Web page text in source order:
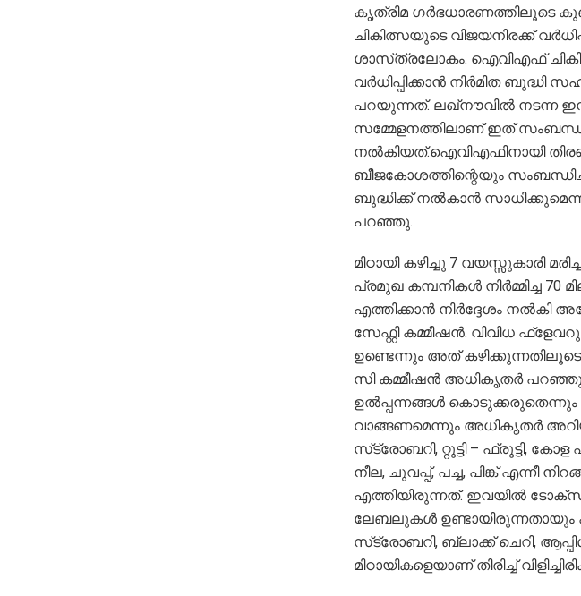
കൃത്രിമ ഗർഭധാരണത്തിലൂടെ
ചികിത്സയുടെ വിജയനിരക്ക്‌
ശാസ്‌ത്രലോകം. ഐവിഎഫ്‌
വർധിപ്പിക്കാൻ നിർമിത ബുദ്ധി
പറയുന്നത്. ലഖ്‌നൗവിൽ നടന്ന
സമ്മേളനത്തിലാണ് ഇത്
നൽകിയത്.ഐവിഎഫിനായി
ബീജകോശത്തിന്റെയും
ബുദ്ധിക്ക്‌ നൽകാൻ
പറഞ്ഞു.
മിഠായി കഴിച്ചു 7 വയസ്സുകാരി
പ്രമുഖ കമ്പനികൾ നിർമ്മിച്ച 70
എത്തിക്കാൻ നി‌ർദ്ദേശം നൽകി
സേഫ്റ്റി കമ്മീഷൻ. വിവിധ
ഉണ്ടെന്നും അത്
സി കമ്മീഷൻ അധികൃതർ പറഞ്ഞു.
ഉൽപ്പന്നങ്ങൾ കൊടുക്കരുതെന്നും
വാങ്ങണമെന്നും അധികൃതർ
സ്‌ട്രോബറി, റ്റൂട്ടി – ഫ്രൂട്ടി,
നീല, ചുവപ്പ്, പച്ച, പിങ്ക് എന്നീ
എത്തിയിരുന്നത്. ഇവയിൽ
ലേബലുകൾ ഉണ്ടായിരുന്നതായും
സ്‌ട്രോബറി, ബ്ലാക്ക് ചെറി,
മിഠായികളെയാണ് തിരിച്ച്